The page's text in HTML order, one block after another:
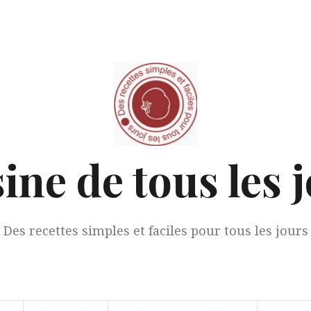
de tous les
Des recettes simples et faciles pour tous les jours